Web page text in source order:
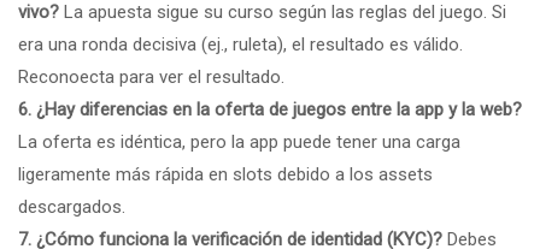
vivo? La apuesta sigue su curso según las reglas del juego. Si
era una ronda decisiva (ej., ruleta), el resultado es válido.
Reconoecta para ver el resultado.
6. ¿Hay diferencias en la oferta de juegos entre la app y la web?
La oferta es idéntica, pero la app puede tener una carga
ligeramente más rápida en slots debido a los assets
descargados.
7. ¿Cómo funciona la verificación de identidad (KYC)? Debes